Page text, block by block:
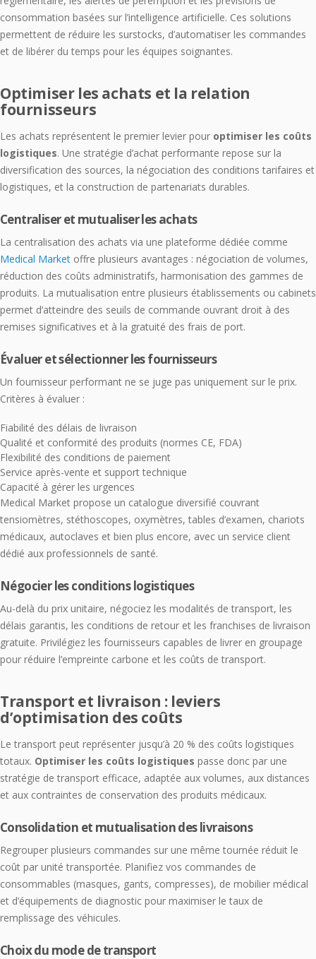
consommation basées sur l’intelligence artificielle. Ces solutions
permettent de réduire les surstocks, d’automatiser les commandes
et de libérer du temps pour les équipes soignantes.
Optimiser les achats et la relation
fournisseurs
Les achats représentent le premier levier pour optimiser les coûts
logistiques. Une stratégie d’achat performante repose sur la
diversification des sources, la négociation des conditions tarifaires et
logistiques, et la construction de partenariats durables.
Centraliser et mutualiser les achats
La centralisation des achats via une plateforme dédiée comme
Medical Market offre plusieurs avantages : négociation de volumes,
réduction des coûts administratifs, harmonisation des gammes de
produits. La mutualisation entre plusieurs établissements ou cabinets
permet d’atteindre des seuils de commande ouvrant droit à des
remises significatives et à la gratuité des frais de port.
Évaluer et sélectionner les fournisseurs
Un fournisseur performant ne se juge pas uniquement sur le prix.
Critères à évaluer :
Fiabilité des délais de livraison
Qualité et conformité des produits (normes CE, FDA)
Flexibilité des conditions de paiement
Service après-vente et support technique
Capacité à gérer les urgences
Medical Market propose un catalogue diversifié couvrant
tensiomètres, stéthoscopes, oxymètres, tables d’examen, chariots
médicaux, autoclaves et bien plus encore, avec un service client
dédié aux professionnels de santé.
Négocier les conditions logistiques
Au-delà du prix unitaire, négociez les modalités de transport, les
délais garantis, les conditions de retour et les franchises de livraison
gratuite. Privilégiez les fournisseurs capables de livrer en groupage
pour réduire l’empreinte carbone et les coûts de transport.
Transport et livraison : leviers
d’optimisation des coûts
Le transport peut représenter jusqu’à 20 % des coûts logistiques
totaux. Optimiser les coûts logistiques passe donc par une
stratégie de transport efficace, adaptée aux volumes, aux distances
et aux contraintes de conservation des produits médicaux.
Consolidation et mutualisation des livraisons
Regrouper plusieurs commandes sur une même tournée réduit le
coût par unité transportée. Planifiez vos commandes de
consommables (masques, gants, compresses), de mobilier médical
et d’équipements de diagnostic pour maximiser le taux de
remplissage des véhicules.
Choix du mode de transport